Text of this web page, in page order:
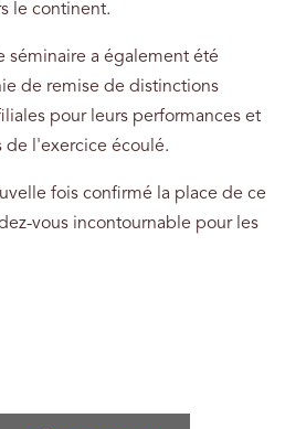
le continent.
séminaire a également été
de remise de distinctions
pour leurs performances et
de l'exercice écoulé.
fois confirmé la place de ce
vous incontournable pour les